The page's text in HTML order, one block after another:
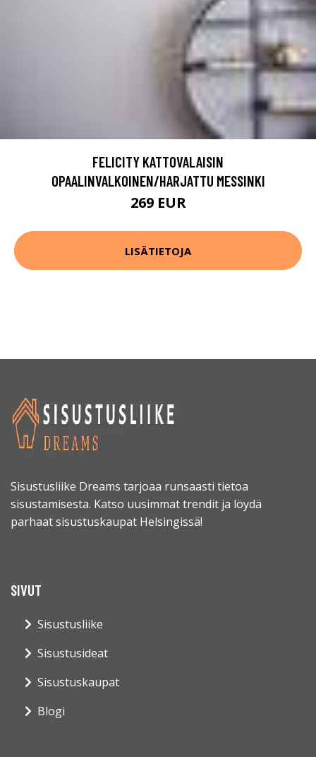
FELICITY KATTOVALAISIN
OPAALINVALKOINEN/HARJATTU MESSINKI
269 EUR
LISÄTIETOJA
Sisustusliike Dreams tarjoaa runsaasti tietoa
sisustamisesta. Katso uusimmat trendit ja löydä
parhaat sisustuskaupat Helsingissä!
SIVUT
Sisustusliike
Sisustusideat
Sisustuskaupat
Blogi